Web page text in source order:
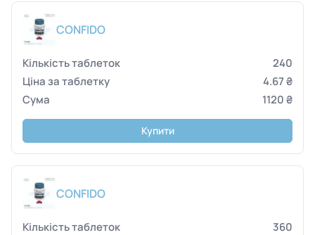
CONFIDO
240
4.67 ₴
1120 ₴
Купити
CONFIDO
360